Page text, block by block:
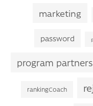
marketing
password
program
rankingCoach